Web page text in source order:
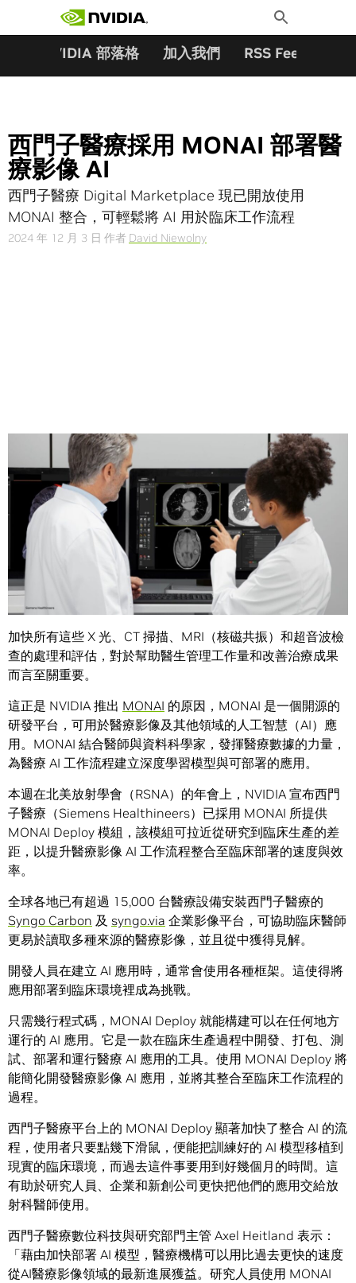
Toggle
Search
NVIDIA 部落格 加入我們 RSS Feeds
西門子醫療採用 MONAI 部署醫
療影像 AI
西門子醫療 Digital Marketplace 現已開放使用
MONAI 整合，可輕鬆將 AI 用於臨床工作流程
2024 年 12 月 3 日 作者 David Niewolny
36 億，這是全球每年為診斷、監測及治療各種病症而進行的
醫學影像檢測
數量。
加快所有這些 X 光、CT 掃描、MRI（核磁共振）和超音波檢
查的處理和評估，對於幫助醫生管理工作量和改善治療成果
而言至關重要。
這正是 NVIDIA 推出 MONAI 的原因，MONAI 是一個開源的
研發平台，可用於醫療影像及其他領域的人工智慧（AI）應
用。MONAI 結合醫師與資料科學家，發揮醫療數據的力量，
為醫療 AI 工作流程建立深度學習模型與可部署的應用。
本週在北美放射學會（RSNA）的年會上，NVIDIA 宣布西門
子醫療（Siemens Healthineers）已採用 MONAI 所提供
MONAI Deploy 模組，該模組可拉近從研究到臨床生產的差
距，以提升醫療影像 AI 工作流程整合至臨床部署的速度與效
率。
全球各地已有超過 15,000 台醫療設備安裝西門子醫療的
Syngo Carbon 及 syngo.via 企業影像平台，可協助臨床醫師
更易於讀取多種來源的醫療影像，並且從中獲得見解。
開發人員在建立 AI 應用時，通常會使用各種框架。這使得將
應用部署到臨床環境裡成為挑戰。
只需幾行程式碼，MONAI Deploy 就能構建可以在任何地方
運行的 AI 應用。它是一款在臨床生產過程中開發、打包、測
試、部署和運行醫療 AI 應用的工具。使用 MONAI Deploy 將
能簡化開發醫療影像 AI 應用，並將其整合至臨床工作流程的
過程。
西門子醫療平台上的 MONAI Deploy 顯著加快了整合 AI 的流
程，使用者只要點幾下滑鼠，便能把訓練好的 AI 模型移植到
現實的臨床環境，而過去這件事要用到好幾個月的時間。這
有助於研究人員、企業和新創公司更快把他們的應用交給放
射科醫師使用。
西門子醫療數位科技與研究部門主管 Axel Heitland 表示：
「藉由加快部署 AI 模型，醫療機構可以用比過去更快的速度
從AI醫療影像領域的最新進展獲益。研究人員使用 MONAI